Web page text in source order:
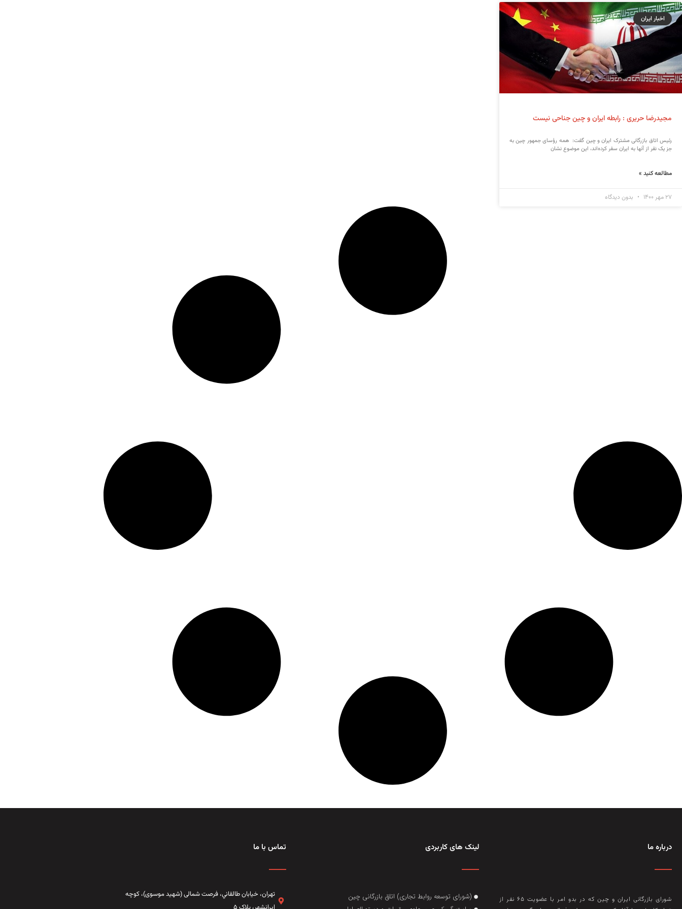
اخبار ایران
مجیدرضا حریری : رابطه ایران و چین جناحی نیست
رئیس اتاق بازرگانی مشترک ایران و چین گفت: همه رؤسای جمهور چین به
جز یک نفر از آنها به ایران سفر کرده‌اند، این موضوع نشان
مطالعه کنید »
۲۷ مهر ۱۴۰۰ بدون دیدگاه
درباره ما
شورای بازرگانی ایران و چین که در بدو امر با عضويت ۶۵ نفر از
لینک های کاربردی
(شورای توسعه روابط تجاری) اتاق بازرگانی چین
تماس با ما
تهران، خيابان طالقاني،‌ فرصت شمالی (شهید موسوی)، کوچه